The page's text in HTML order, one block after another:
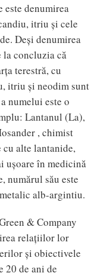
este denumirea
itriu şi cele
Deşi denumirea
la concluzia că
terestră, cu
itriu şi neodim sunt
numelui este o
Lantanul (La),
, chimist
alte lantanide,
uşoare în medicină
numărul său este
alb-argintiu.
& Company
relaţiilor lor
şi obiectivele
20 de ani de